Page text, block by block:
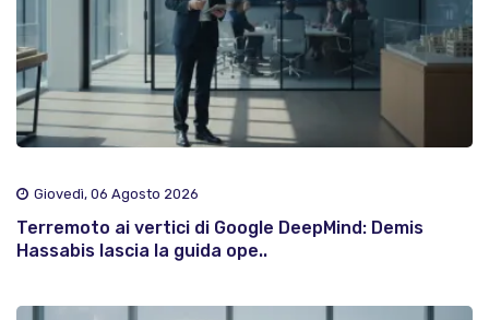
Giovedì, 06 Agosto 2026
Terremoto ai vertici di Google DeepMind: Demis
Hassabis lascia la guida ope..